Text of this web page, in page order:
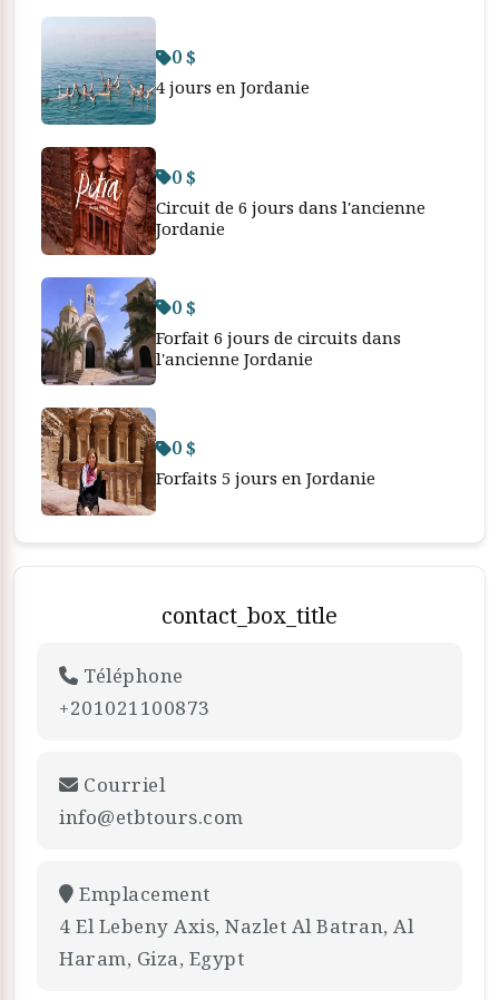
0 $
4 jours en Jordanie
0 $
Circuit de 6 jours dans l'ancienne
Jordanie
0 $
Forfait 6 jours de circuits dans
l'ancienne Jordanie
0 $
Forfaits 5 jours en Jordanie
contact_box_title
Téléphone
+201021100873
Courriel
info@etbtours.com
Emplacement
4 El Lebeny Axis, Nazlet Al Batran, Al
Haram, Giza, Egypt